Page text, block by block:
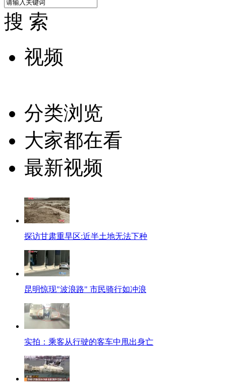
搜 索
视频
分类浏览
大家都在看
最新视频
探访甘肃重旱区:近半土地无法下种
昆明惊现"波浪路" 市民骑行如冲浪
实拍：乘客从行驶的客车中甩出身亡